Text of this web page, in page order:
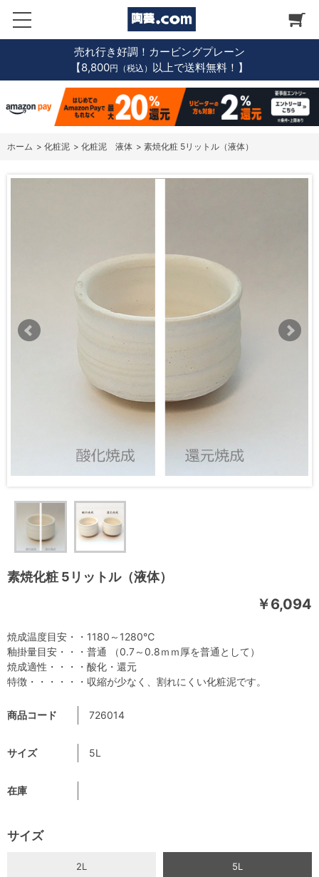
売れ行き好調！カービングプレーン
【8,800円（税込） 以上で送料無料！】
ホーム > 化粧泥 > 化粧泥 液体 > 素焼化粧 5リットル（液体）
素焼化粧 5リットル（液体）
￥6,094
商品コード 726014
サイズ 5L
在庫
サイズ
2L 5L
焼成温度目安・・1180～1280℃
釉掛量目安・・・普通 （0.7～0.8ｍｍ厚を普通として）
焼成適性・・・・酸化・還元
特徴・・・・・・収縮が少なく、割れにくい化粧泥です。